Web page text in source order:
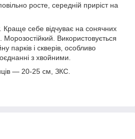
росте, середній приріст на
Краще себе відчуває на сонячних
Використовується
парків і скверів, особливо
з хвойними.
— 20-25 см, ЗКС.